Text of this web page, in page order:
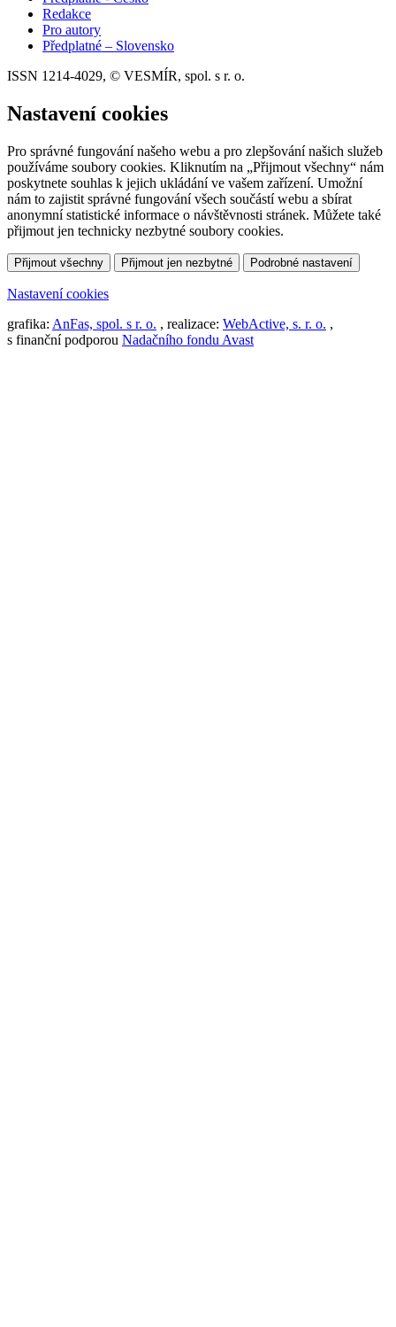
Redakce
Pro autory
Předplatné – Slovensko
ISSN 1214-4029, © VESMÍR, spol. s r. o.
Nastavení cookies
Pro správné fungování našeho webu a pro zlepšování našich služeb
používáme soubory cookies. Kliknutím na „Přijmout všechny“ nám
poskytnete souhlas k jejich ukládání ve vašem zařízení. Umožní
nám to zajistit správné fungování všech součástí webu a sbírat
anonymní statistické informace o návštěvnosti stránek. Můžete také
přijmout jen technicky nezbytné soubory cookies.
Přijmout všechny Přijmout jen nezbytné Podrobné nastavení
Nastavení cookies
grafika: AnFas, spol. s r. o. , realizace: WebActive, s. r. o. ,
s finanční podporou Nadačního fondu Avast